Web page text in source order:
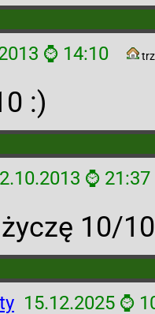
⌚ 14:10
:)
⌚ 21:37
10/
15.12.2025 ⌚